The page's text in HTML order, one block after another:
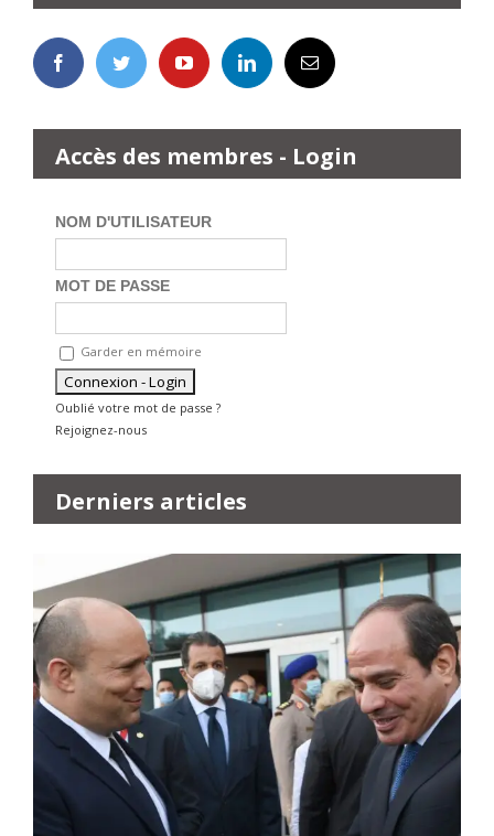
Accès des membres - Login
NOM D'UTILISATEUR
MOT DE PASSE
Garder en mémoire
Oublié votre mot de passe ?
Rejoignez-nous
Derniers articles